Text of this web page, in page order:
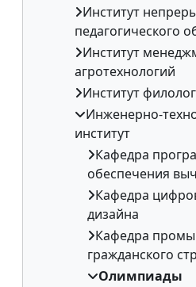
Институт
педагогического
Институт
агротехнологий
Институт
Инженерно-
институт
Кафедра
обеспечения
Кафедра
дизайна
Кафедра
гражданского
Олимпиады